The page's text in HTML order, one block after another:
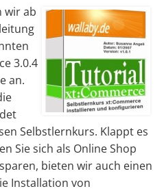
wir ab
3.0.4
an.
Selbstlernkurs. Klappt es
Sie sich als Online Shop
bieten wir auch einen
Installation von